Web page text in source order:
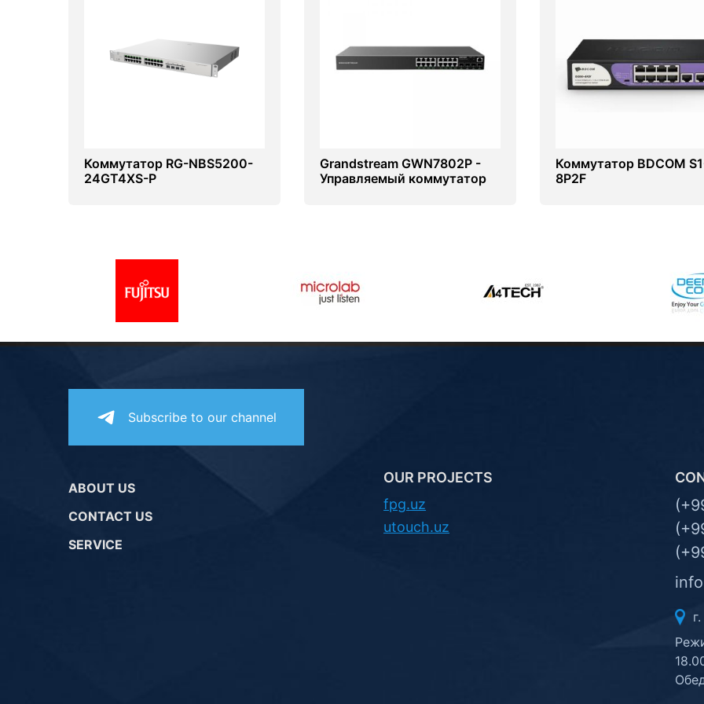
Коммутатор RG-NBS5200-
24GT4XS-P
Grandstream GWN7802P -
Управляемый коммутатор
Коммутатор BDCOM
8P2F
Subscribe to our channel
ABOUT US
CONTACT US
SERVICE
OUR PROJECTS
fpg.uz
utouch.uz